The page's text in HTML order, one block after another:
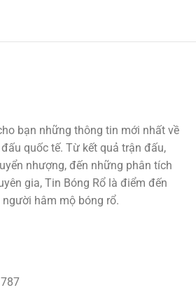
bạn những thông tin mới nhất về
đấu quốc tế. Từ kết quả trận đấu,
nhượng, đến những phân tích
gia, Tin Bóng Rổ là điểm đến
hâm mộ bóng rổ.